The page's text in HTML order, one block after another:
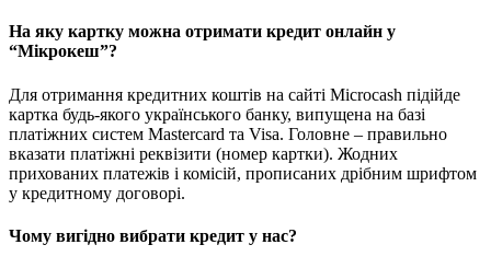
На яку картку можна отримати кредит онлайн у
“Мікрокеш”?
Для отримання кредитних коштів на сайті Microcash підійде
картка будь-якого українського банку, випущена на базі
платіжних систем Mastercard та Visa. Головне – правильно
вказати платіжні реквізити (номер картки). Жодних
прихованих платежів і комісій, прописаних дрібним шрифтом
у кредитному договорі.
Чому вигідно вибрати кредит у нас?